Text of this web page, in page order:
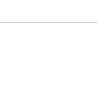
aplicación